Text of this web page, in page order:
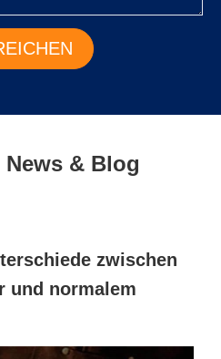
News & Blog
zwischen
und normalem